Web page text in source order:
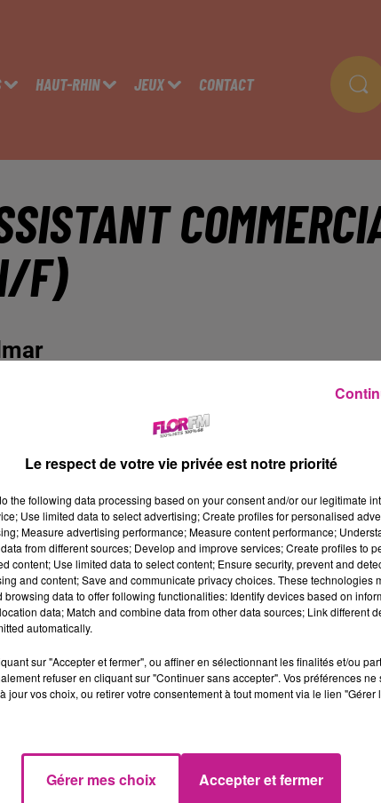
HAUT-RHIN JEUX CONTACT
F)
sommes à la recherche d'un(e) Assistant commercial en
principales
et suivre les dossiers sinistres
les rendez-vous et organiser les plannings
les besoins des clients et y répondre
et proposer des contrats adaptés
recherché
un BTS en assurance (obligatoire)
justifiez d'une expérience de 2 ans sur un poste similaire
du poste
à mi-temps, 20h hebdomadaire
au vendredi de 9h à 12h et de 14h à 18h
candidat.francetravail.fr/offres/recherche/detail/204RXHN
Le respect de votre vie privée est notre priorité
the following data processing based on your consent and/or our legitimate
Use limited data to select advertising; Create profiles for personalised
Measure advertising performance; Measure content performance;
from different sources; Develop and improve services; Create profiles to
content; Use limited data to select content; Ensure security, prevent and
and content; Save and communicate privacy choices. These technologies
browsing data to offer following functionalities: Identify devices based on
data; Match and combine data from other data sources; Link different
automatically.
sur "Accepter et fermer", ou affiner en sélectionnant les finalités et/ou
refuser en cliquant sur "Continuer sans accepter". Vos préférences
jour vos choix, ou retirer votre consentement à tout moment via le lien "Gérer
Gérer mes choix Accepter et fermer